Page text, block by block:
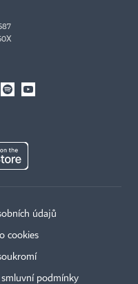
údajů
cookies
smluvní podmínky